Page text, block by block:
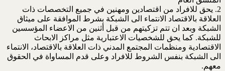
2. يحق للافراد من اقتصادين ومهنين في جميع التخصصات ذات
العلاقة بالاقتصاد الانتماء الى الشبكة بشرط الموافقة على ميثاق
الشبكة وبعد ان تتم تزكيتهم من قبل أثنين من الاعضاء المؤسسين
للشبكة. كما يحق للشخصيات الاعتبارية مثل مراكز الابحاث
الاقتصادية ومنظمات المجتمع المدني ذات العلاقة بالاقتصاد، الانتماء
الى الشبكة بنفس الشروط للافراد وعلى قدم المساواة في الحقوق
معهم.